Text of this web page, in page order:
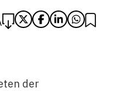
der